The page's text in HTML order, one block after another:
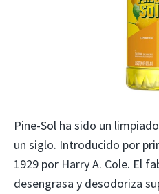
Pine-Sol ha sido un
un siglo. Introducido por
1929 por Harry A. Cole. El
desengrasa y desodoriza